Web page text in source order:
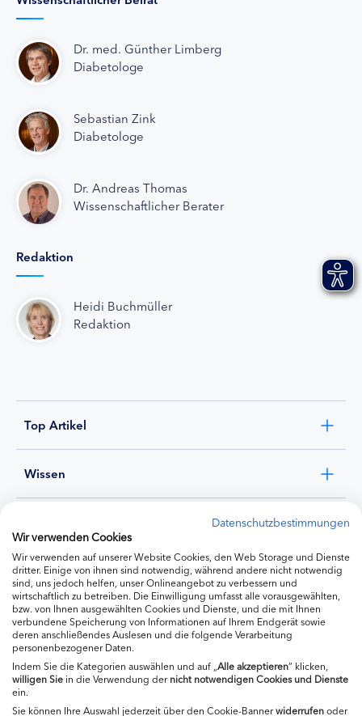
Dr. med. Günther Limberg
Diabetologe
Sebastian Zink
Diabetologe
Dr. Andreas Thomas
Wissenschaftlicher Berater
Redaktion
Heidi Buchmüller
Redaktion
Top Artikel
Wissen
Ernährung
Produkte
Datenschutzbestimmungen
Wir verwenden Cookies
Wir verwenden auf unserer Website Cookies, den Web Storage und Dienste
dritter. Einige von ihnen sind notwendig, während andere nicht notwendig
sind, uns jedoch helfen, unser Onlineangebot zu verbessern und
wirtschaftlich zu betreiben. Die Einwilligung umfasst alle vorausgewählten,
bzw. von Ihnen ausgewählten Cookies und Dienste, und die mit Ihnen
verbundene Speicherung von Informationen auf Ihrem Endgerät sowie
deren anschließendes Auslesen und die folgende Verarbeitung
personenbezogener Daten.
Indem Sie die Kategorien auswählen und auf „ Alle akzeptieren“ klicken,
willigenSie in die Verwendung dernicht notwendigen Cookies und Dienste
ein.
Sie können Ihre Auswahl jederzeit über den Cookie-Bannerwiderrufenoder